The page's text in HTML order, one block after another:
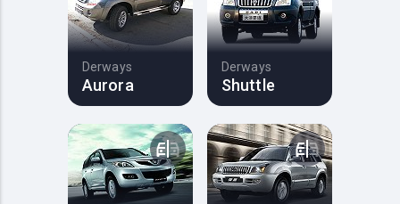
Derways
Aurora
Derways
Shuttle